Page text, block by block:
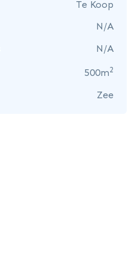
Te Koop
N/A
N/A
500m2
Zee